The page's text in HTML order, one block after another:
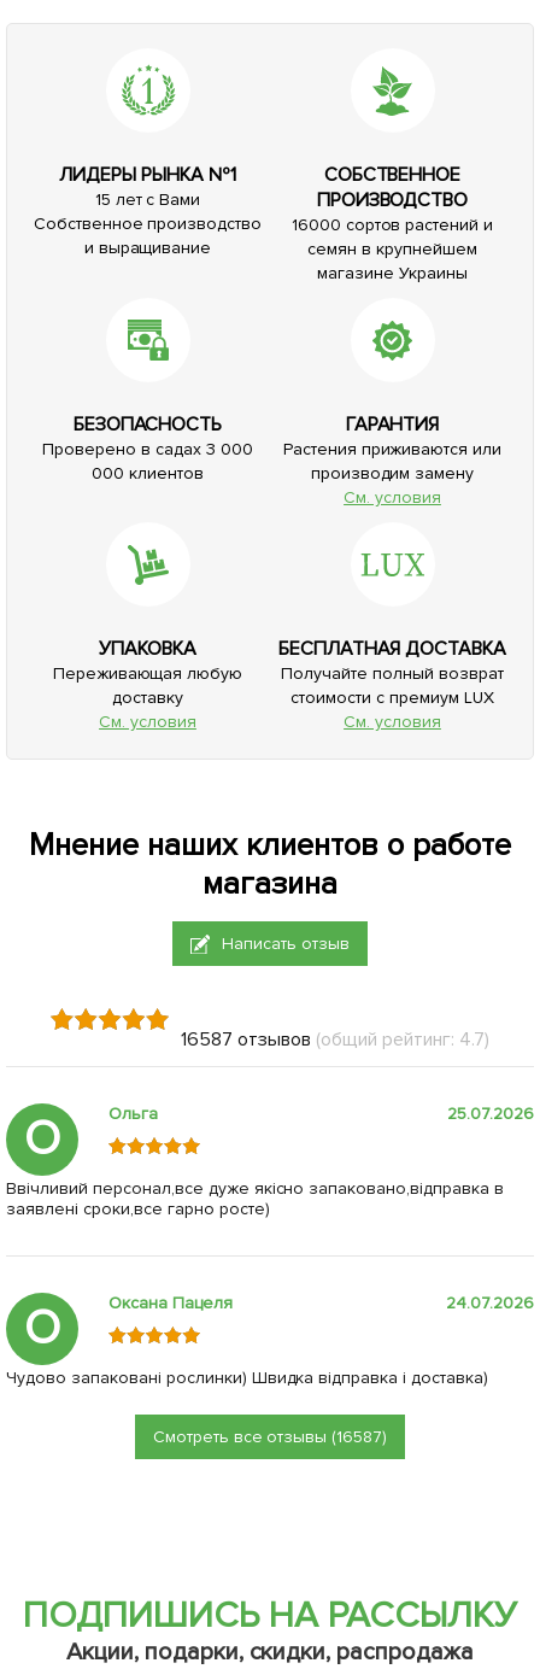
ЛИДЕРЫ РЫНКА №1
15 лет с Вами
Собственное производство
и выращивание
СОБСТВЕННОЕ
ПРОИЗВОДСТВО
16000 сортов растений и
семян в крупнейшем
магазине Украины
БЕЗОПАСНОСТЬ
Проверено в садах 3 000
000 клиентов
ГАРАНТИЯ
Растения приживаются или
производим замену
См. условия
УПАКОВКА
Переживающая любую
доставку
См. условия
БЕСПЛАТНАЯ ДОСТАВКА
Получайте полный возврат
стоимости с премиум LUX
См. условия
Мнение наших клиентов о работе
магазина
Написать отзыв
16587 отзывов (общий рейтинг: 4.7)
О Ольга 25.07.2026
Ввічливий персонал,все дуже якісно запаковано,відправка в
заявлені сроки,все гарно росте)
О Оксана Пацеля 24.07.2026
Чудово запаковані рослинки) Швидка відправка і доставка)
Смотреть все отзывы (16587)
ПОДПИШИСЬ НА РАССЫЛКУ
Акции, подарки, скидки, распродажа